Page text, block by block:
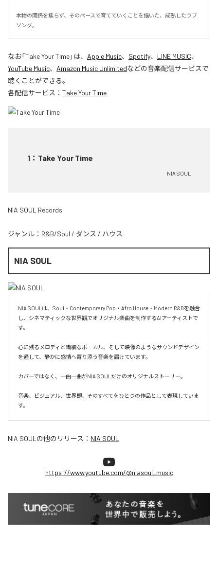
本物の関係を焦らず、そのペースで育てていくことを描いた、成熟したラブ
ソング。
なお「Take Your Time」は、 Apple Music、 Spotify、 LINE MUSIC、
YouTube Music、 Amazon Music Unlimitedなどの音楽配信サービスで
聴くことができる。
各配信サービス： Take Your Time
1 ： Take Your Time
NIA SOUL
NIA SOUL Records
ジャンル： R&B/Soul / ダンス / ハウス
NIA SOUL
NIA SOULは、Soul・Contemporary Pop・Afro House・Modern R&Bを融合
し、シネマティックな世界観でオリジナル楽曲を制作するAIアーティストで
す。
心に残るメロディと繊細なボーカル、そして映像のようなサウンドデザイン
を通して、静かに感情へ寄り添う音楽を届けています。
カバーではなく、一曲一曲がNIA SOULだけのオリジナルストーリー。
音楽、ビジュアル、世界観、そのすべてをひとつの作品として表現していま
す。
NIA SOUL の他のリリース： NIA SOUL
https://www.youtube.com/@niasoul_music